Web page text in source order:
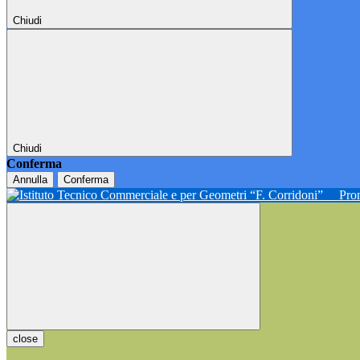
Chiudi
Chiudi
Conferma
Annulla Conferma
close